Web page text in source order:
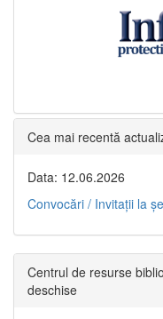
Cea mai recentă
Data: 12.06.2026
Convocări / Invitaţii la
Centrul de resurse
deschise